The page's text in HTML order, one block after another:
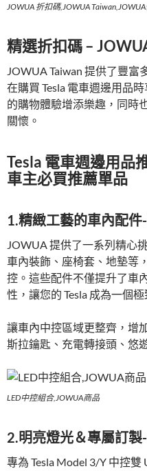
JOWUA 折扣碼,JOWUA
精選折扣碼 –
JOWUA Taiwan 提供了豐富
在購買 Tesla 電車週邊用品
的購物體驗增添樂趣，同時
關懷。
Tesla 電車週邊用品
車主必買推薦單品
1.精緻工藝的車內配件
JOWUA 提供了一系列精心
車內裝飾、座椅套、地墊等
控。這些配件不僅提升了車
性，讓您的 Tesla 成為一個
讓車內中控區域更整齊，增
斯拉鑰匙、充電轉接頭、悠
LED中控組合,JOWUA商品
2.明亮燈光＆專屬訂
專為 Tesla Model 3/Y 中控雙